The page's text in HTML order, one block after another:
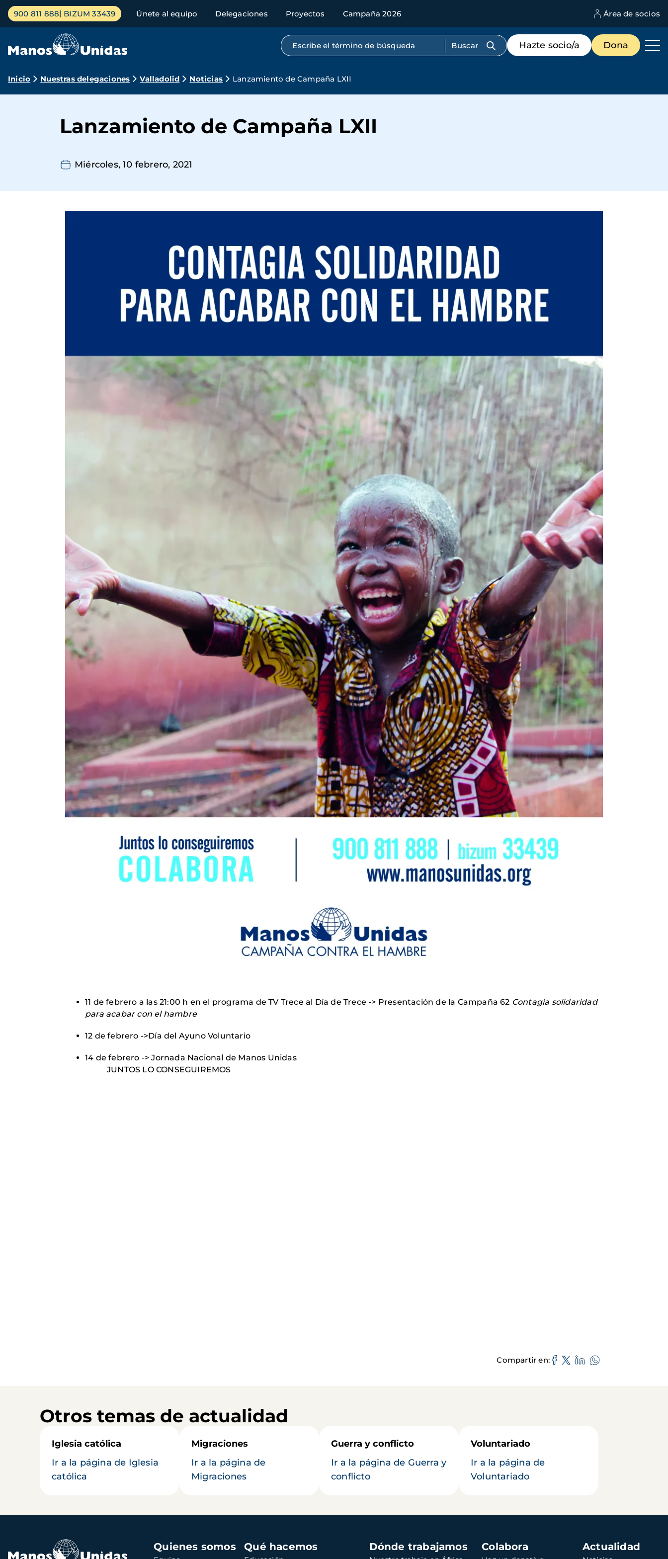
Pasar
contenido
Menú
principal
900 811 888 BIZUM 33439 Únete al equipo Delegaciones Proyectos Campaña 2026 Área de socios
Búsqueda por texto completo
Menú
de
destacados
Hazte socio/a Dona
Ruta
navegación
Inicio Nuestras delegaciones Valladolid Noticias Lanzamiento de Campaña LXII
Lanzamiento de Campaña LXII
Miércoles, 10 febrero, 2021
11 de febrero a las 21:00 h en el programa de TV Trece al Día de Trece -> Presentación de la Campaña 62 Contagia solidaridad
para acabar con el hambre
12 de febrero ->Día del Ayuno Voluntario
14 de febrero -> Jornada Nacional de Manos Unidas
JUNTOS LO CONSEGUIREMOS
Compartir en
Otros temas de actualidad
Iglesia católica
Ir a la página de Iglesia
católica
Migraciones
Ir a la página de
Migraciones
Guerra y conflicto
Ir a la página de Guerra y
conflicto
Voluntariado
Ir a la página de
Voluntariado
Navegación
principal
Quienes somos Qué hacemos Dónde trabajamos Colabora Actualidad